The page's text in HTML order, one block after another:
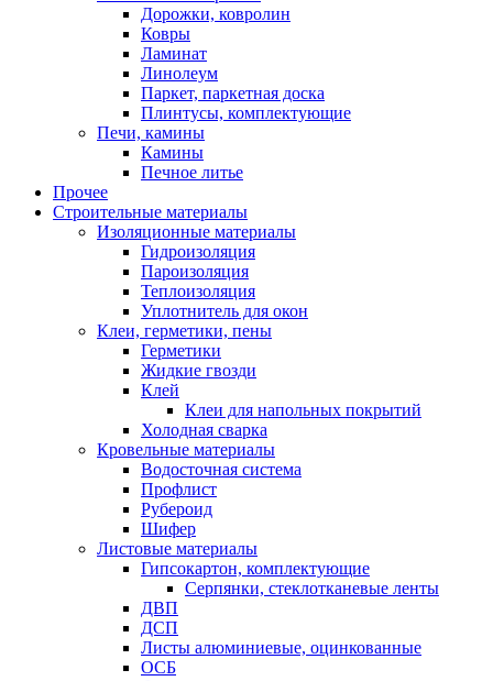
Дорожки, ковролин
Ковры
Ламинат
Линолеум
Паркет, паркетная доска
Плинтусы, комплектующие
Печи, камины
Камины
Печное литье
Прочее
Строительные материалы
Изоляционные материалы
Гидроизоляция
Пароизоляция
Теплоизоляция
Уплотнитель для окон
Клеи, герметики, пены
Герметики
Жидкие гвозди
Клей
Клеи для напольных покрытий
Холодная сварка
Кровельные материалы
Водосточная система
Профлист
Рубероид
Шифер
Листовые материалы
Гипсокартон, комплектующие
Серпянки, стеклотканевые ленты
ДВП
ДСП
Листы алюминиевые, оцинкованные
ОСБ